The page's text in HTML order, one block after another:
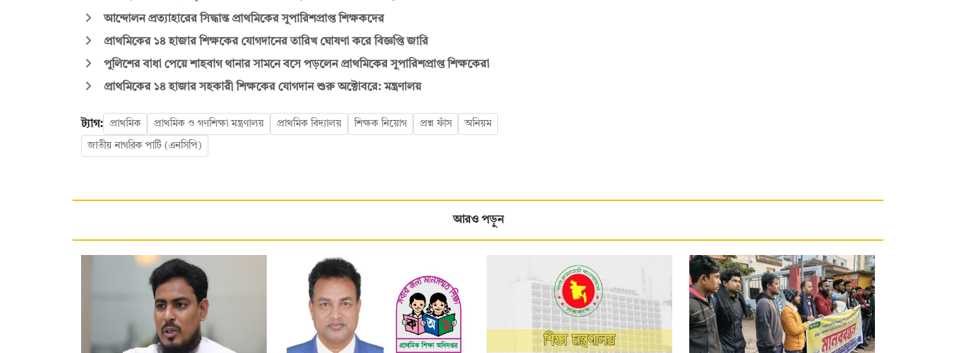
আন্দোলন প্রত্যাহারের সিদ্ধান্ত প্রাথমিকের সুপারিশপ্রাপ্ত শিক্ষকদের
প্রাথমিকের ১৪ হাজার শিক্ষকের যোগদানের তারিখ ঘোষণা করে বিজ্ঞপ্তি জারি
পুলিশের বাধা পেয়ে শাহবাগ থানার সামনে বসে পড়লেন প্রাথমিকের সুপারিশপ্রাপ্ত শিক্ষকেরা
প্রাথমিকের ১৪ হাজার সহকারী শিক্ষকের যোগদান শুরু অক্টোবরে: মন্ত্রণালয়
ট্যাগ: প্রাথমিক প্রাথমিক ও গণশিক্ষা মন্ত্রণালয় প্রাথমিক বিদ্যালয় শিক্ষক নিয়োগ প্রশ্ন ফাঁস অনিয়ম
জাতীয় নাগরিক পার্টি (এনসিপি)
আরও পড়ুন